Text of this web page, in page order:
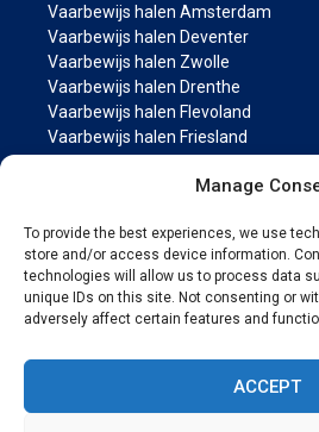
Manage
To provide the best experiences, we use
store and/or access device information.
technologies will allow us to process data
unique IDs on this site. Not consenting or
adversely affect certain features and
ACCEPT
Vaarbewijs halen Amsterdam
Vaarbewijs halen Deventer
Vaarbewijs halen Zwolle
Vaarbewijs halen Drenthe
Vaarbewijs halen Flevoland
Vaarbewijs halen Friesland
Vaarbewijs halen Gelderland
Vaarbewijs halen Noord-Brabant
Vaarbewijs halen Noord Holland
Vaarbewijs halen Overijssel
Vaarbewijs halen Utrecht
Vaarbewijs halen Zuid Holland